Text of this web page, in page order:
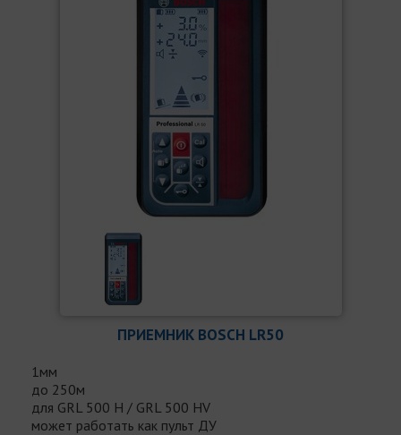
ПРИЕМНИК BOSCH LR50
1мм
до 250м
для GRL 500 H / GRL 500 HV
может работать как пульт ДУ